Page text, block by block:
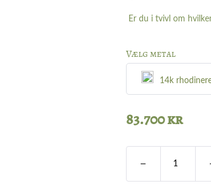
Er du i tvivl om
Vælg metal
8k guld
14k guld
14k
83.700kr